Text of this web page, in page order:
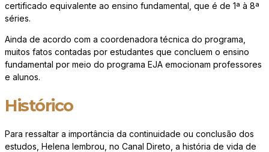
certificado equivalente ao ensino fundamental, que é de 1ª à 8ª
séries.
Ainda de acordo com a coordenadora técnica do programa,
muitos fatos contadas por estudantes que concluem o ensino
fundamental por meio do programa EJA emocionam professores
e alunos.
Histórico
Para ressaltar a importância da continuidade ou conclusão dos
estudos, Helena lembrou, no Canal Direto, a história de vida de